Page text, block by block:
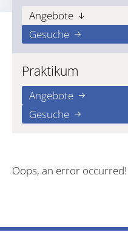
Angebote
Gesuche
Praktikum
Angebote
Gesuche
Oops, an error